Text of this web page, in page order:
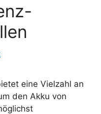
eine Vielzahl an
den Akku von